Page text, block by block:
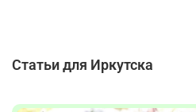
Статьи для Иркутска